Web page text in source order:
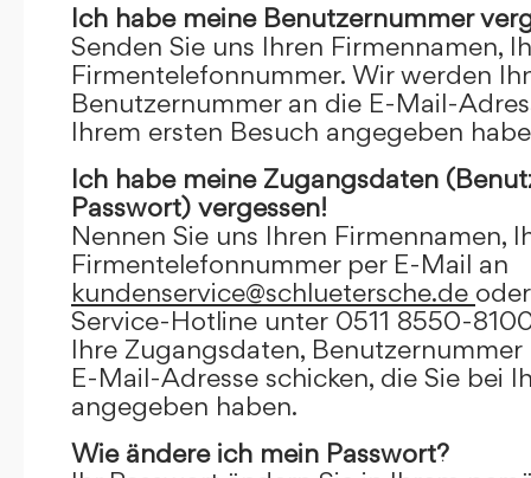
Ich habe meine Benutzernummer
Senden Sie uns Ihren Firmennamen,
Firmentelefonnummer. Wir werden
Benutzernummer an die E-Mail-
Ihrem ersten Besuch angegeben
Ich habe meine Zugangsdaten
Passwort) vergessen!
Nennen Sie uns Ihren Firmennamen,
Firmentelefonnummer per E-Mail an
kundenservice@schluetersche.de
Service-Hotline unter 0511 8550-
Ihre Zugangsdaten,
E-Mail-Adresse schicken, die Sie bei
angegeben haben.
Wie ändere ich mein Passwort?